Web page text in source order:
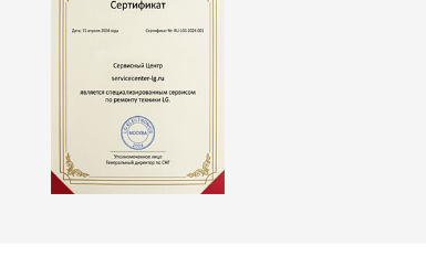
Заказать
Заказать